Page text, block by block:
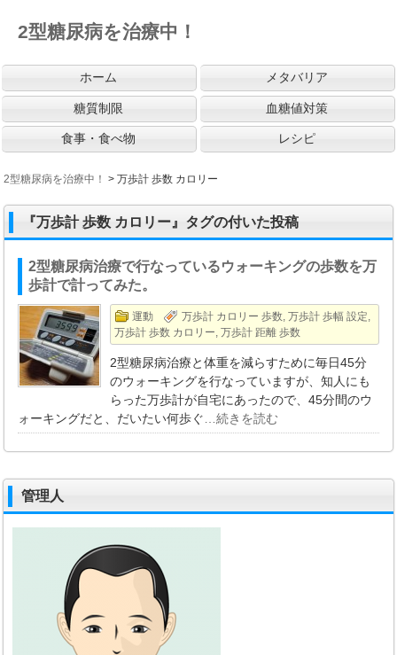
2型糖尿病を治療中！
ホーム メタバリア
糖質制限 血糖値対策
食事・食べ物 レシピ
2型糖尿病を治療中！ >万歩計 歩数 カロリー
『万歩計 歩数 カロリー』タグの付いた投稿
2型糖尿病治療で行なっているウォーキングの歩数を万
歩計で計ってみた。
運動 万歩計 カロリー 歩数,万歩計 歩幅 設定,
万歩計 歩数 カロリー,万歩計 距離 歩数
2型糖尿病治療と体重を減らすために毎日45分
のウォーキングを行なっていますが、知人にも
らった万歩計が自宅にあったので、45分間のウ
ォーキングだと、だいたい何歩ぐ…続きを読む
管理人